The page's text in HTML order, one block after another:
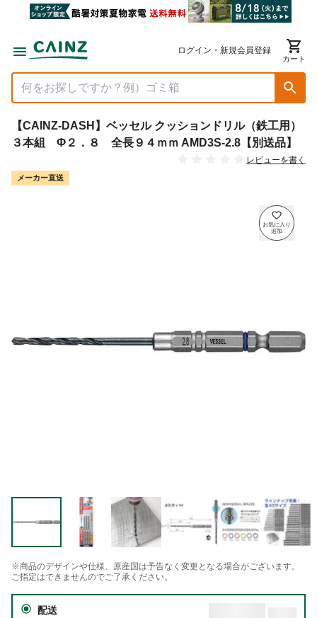
ログイン・新規会員登録
カート
【CAINZ-DASH】ベッセル クッションドリル（鉄工用）
３本組 Φ２．８ 全長９４ｍｍ AMD3S-2.8【別送品】
レビューを書く
メーカー直送
※商品のデザインや仕様、原産国は予告なく変更となる場合がございます。
ご指定はできませんのでご了承ください。
配送